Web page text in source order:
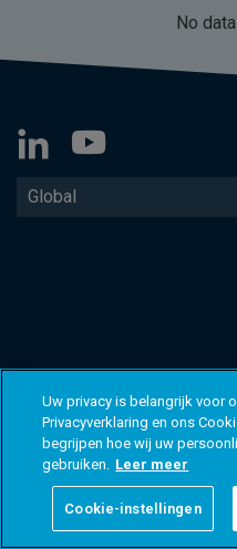
No
Global
Uw privacy is belangrijk voor
Privacyverklaring en ons
begrijpen hoe wij uw
gebruiken. Leer meer
Cookie-instellingen